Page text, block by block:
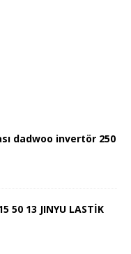
dadwoo invertör 250
50 13 JINYU LASTİK